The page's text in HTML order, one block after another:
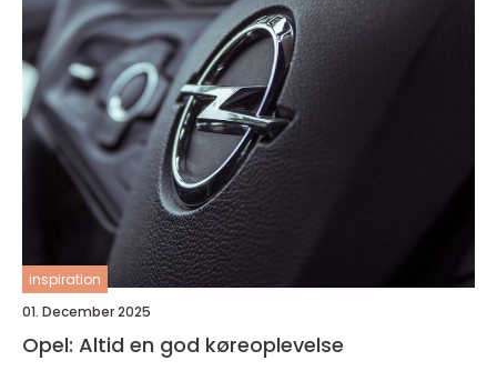
inspiration
01. December 2025
Opel: Altid en god køreoplevelse